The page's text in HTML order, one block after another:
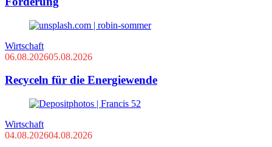
Wirtschaft
06.08.202605.08.2026
Recyceln für die Energiewende
Wirtschaft
04.08.202604.08.2026